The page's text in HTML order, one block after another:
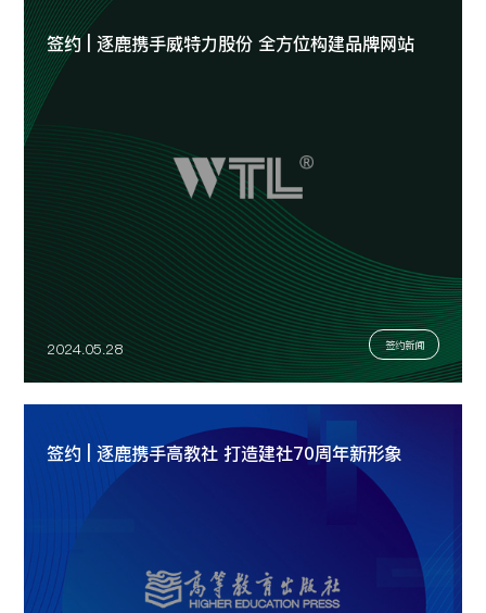
签约 | 逐鹿携手威特力股份 全方位构建品牌网站
2024.05.28 签约新闻
签约 | 逐鹿携手高教社 打造建社70周年新形象